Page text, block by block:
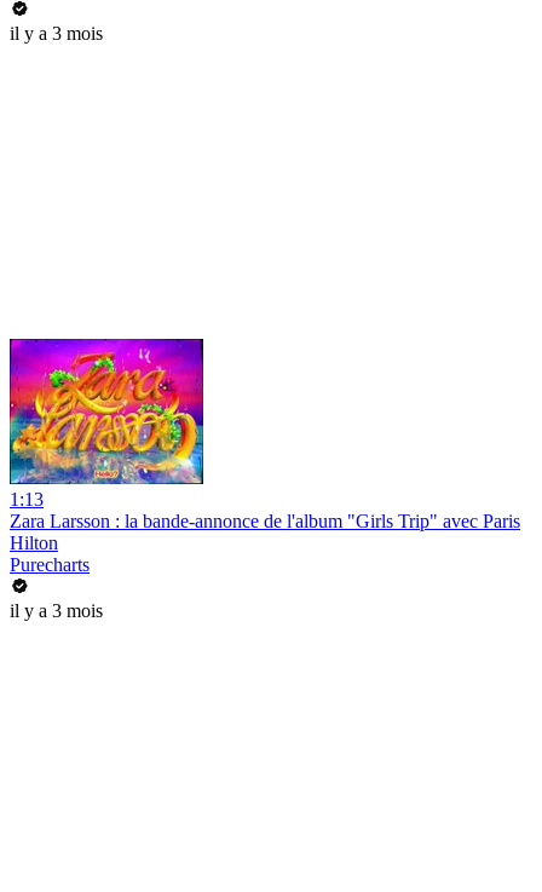
il y a 3 mois
1:13
Zara Larsson : la bande-annonce de l'album "Girls Trip" avec Paris
Hilton
Purecharts
il y a 3 mois